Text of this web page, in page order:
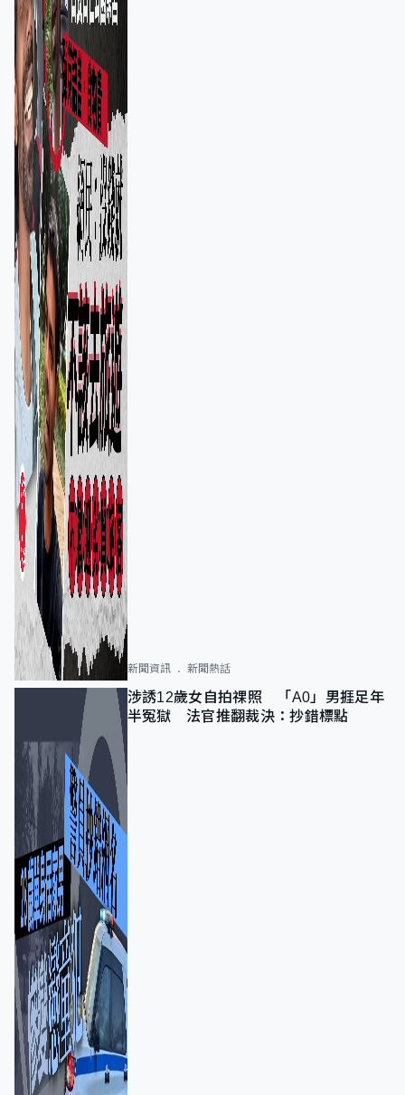
新聞資訊 新聞熱話
涉誘12歲女自拍祼照 「A0」男捱足年
半冤獄 法官推翻裁決：抄錯標點